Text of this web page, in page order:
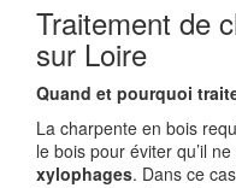
Traitement de
sur Loire
Quand et pourquoi
La charpente en bois
le bois pour éviter qu’il
xylophages. Dans ce